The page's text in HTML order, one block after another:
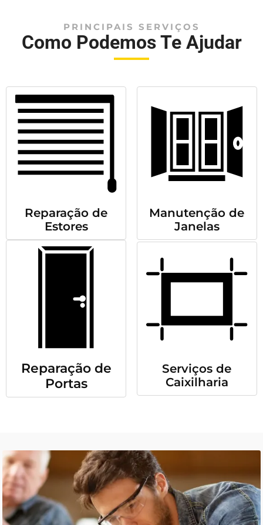
PRINCIPAIS SERVIÇOS
Como Podemos Te Ajudar
Reparação de
Estores
Manutenção de
Janelas
Reparação de
Portas
Serviços de
Caixilharia